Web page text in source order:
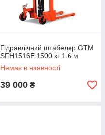
Гідравлічний штабелер GTM
SFH1516E 1500 кг 1.6 м
Немає в наявності
39 000 ₴